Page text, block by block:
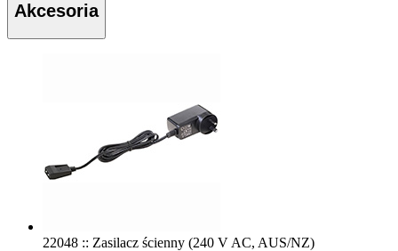
Akcesoria
22048 :: Zasilacz ścienny (240 V AC, AUS/NZ)